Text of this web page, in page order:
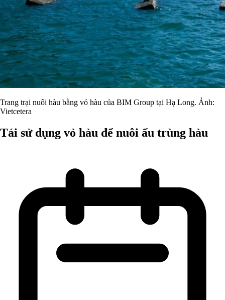
Trang trại nuôi hàu bằng vỏ hàu của BIM Group tại Hạ Long. Ảnh:
Vietcetera
Tái sử dụng vỏ hàu để nuôi ấu trùng hàu